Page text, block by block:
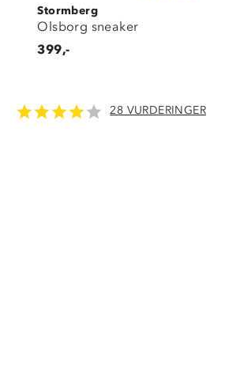
Stormberg
Olsborg sneaker
399,-
28 VURDERINGER